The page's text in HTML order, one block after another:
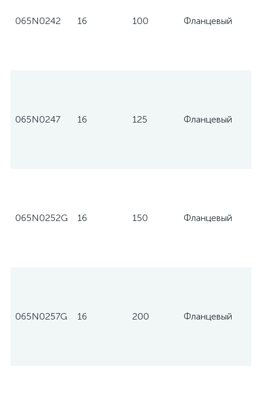
065N0242 16 100 Фланцевый
065N0247 16 125 Фланцевый
065N0252G 16 150 Фланцевый
065N0257G 16 200 Фланцевый